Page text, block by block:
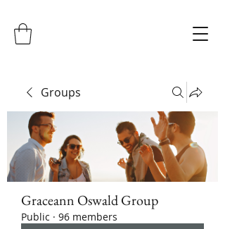
Groups
Graceann Oswald Group
Public · 96 members